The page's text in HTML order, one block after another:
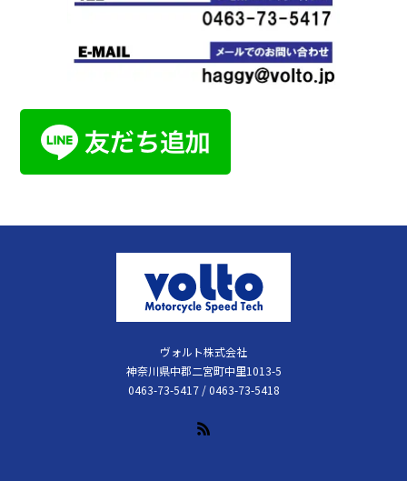
ヴォルト株式会社
神奈川県中郡二宮町中里1013-5
0463-73-5417 / 0463-73-5418